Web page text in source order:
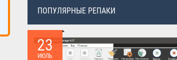
ПОПУЛЯРНЫЕ РЕПАКИ
23
ИЮЛЬ